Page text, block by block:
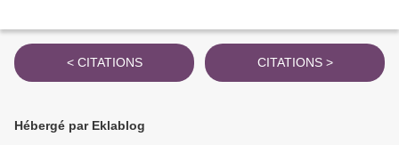
< CITATIONS CITATIONS >
Hébergé par Eklablog